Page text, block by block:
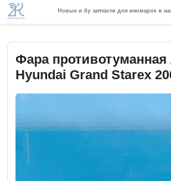
Новые и бу запчасти для иномарок в
Фара противотуманная
Hyundai Grand Starex